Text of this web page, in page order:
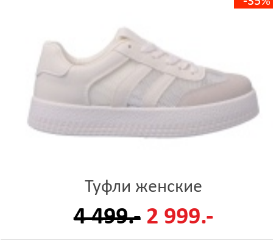
Туфли женские
4 499.- 2 999.-